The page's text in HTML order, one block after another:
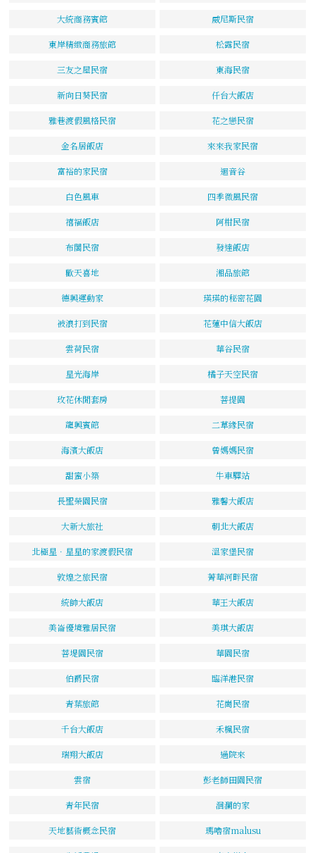
大統商務賓館 威尼斯民宿
東岸精緻商務旅館 松露民宿
三友之屋民宿 東海民宿
新向日葵民宿 仟台大飯店
雅巷渡假風格民宿 花之戀民宿
金名居飯店 來來我家民宿
富裕的家民宿 迴音谷
白色風車 四季微風民宿
禧福飯店 阿柑民宿
布閣民宿 發達飯店
歡天喜地 湘品旅館
德興運動家 瑛瑛的秘密花園
被浪打到民宿 花蓮中信大飯店
雲荷民宿 華谷民宿
星光海岸 橘子天空民宿
玫花休閒套房 菩提園
龍興賓館 二草緣民宿
海濱大飯店 曾媽媽民宿
甜蜜小築 牛車驛站
長聖榮園民宿 雅馨大飯店
大新大旅社 朝北大飯店
北極星．星星的家渡假民宿 溫家堡民宿
敦煌之旅民宿 菁華河畔民宿
統帥大飯店 華王大飯店
美崙優境雅居民宿 美琪大飯店
菩堤園民宿 華園民宿
伯爵民宿 臨洋港民宿
青葉旅館 花崗民宿
千台大飯店 禾楓民宿
瑞翔大飯店 過院來
雲宿 彭老師田園民宿
青年民宿 洄瀾的家
天地藝術概念民宿 瑪嚕宿malusu